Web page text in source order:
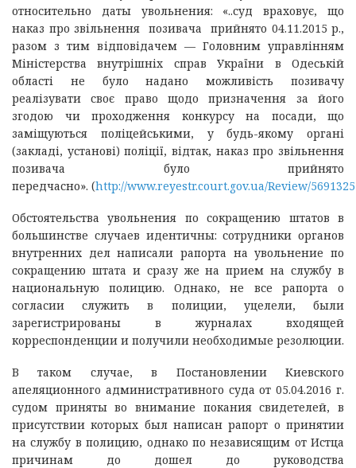
относительно даты увольнения: «..суд враховує, що
наказ про звільнення позивача прийнято 04.11.2015 р.,
разом з тим відповідачем — Головним управлінням
Міністерства внутрішніх справ України в Одеській
області не було надано можливість позивачу
реалізувати своє право щодо призначення за його
згодою чи проходження конкурсу на посади, що
заміщуються поліцейськими, у будь-якому органі
(закладі, установі) поліції, відтак, наказ про звільнення
позивача було прийнято
передчасно». (http://www.reyestr.court.gov.ua/Review/
Обстоятельства увольнения по сокращению штатов в
большинстве случаев идентичны: сотрудники органов
внутренних дел написали рапорта на увольнение по
сокращению штата и сразу же на прием на службу в
национальную полицию. Однако, не все рапорта о
согласии служить в полиции, уцелели, были
зарегистрированы в журналах входящей
корреспонденции и получили необходимые резолюции.
В таком случае, в Постановлении Киевского
апеляционного административного суда от 05.04.2016 г.
судом приняты во внимание покания свидетелей, в
присутствии которых был написан рапорт о принятии
на службу в полицию, однако по независящим от Истца
причинам до дошел до руководства